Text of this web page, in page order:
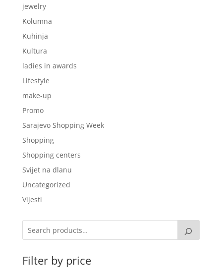
jewelry
Kolumna
Kuhinja
Kultura
ladies in awards
Lifestyle
make-up
Promo
Sarajevo Shopping Week
Shopping
Shopping centers
Svijet na dlanu
Uncategorized
Vijesti
Filter by price